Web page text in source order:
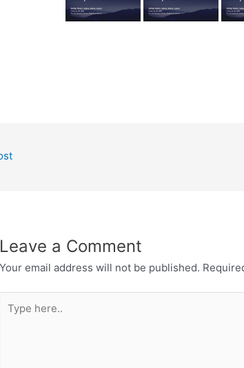
Leave a Comment
Your email address will not be published.
here..